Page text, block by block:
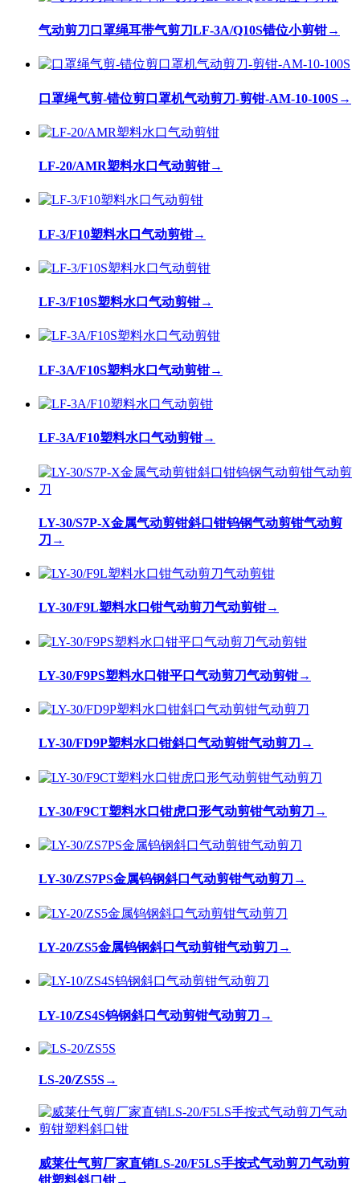
气动剪刀口罩绳耳带气剪刀LF-3A/Q10S错位小剪钳→
口罩绳气剪-错位剪口罩机气动剪刀-剪钳-AM-10-100S→
LF-20/AMR塑料水口气动剪钳→
LF-3/F10塑料水口气动剪钳→
LF-3/F10S塑料水口气动剪钳→
LF-3A/F10S塑料水口气动剪钳→
LF-3A/F10塑料水口气动剪钳→
LY-30/S7P-X金属气动剪钳斜口钳钨钢气动剪钳气动剪
刀 →
LY-30/F9L塑料水口钳气动剪刀气动剪钳→
LY-30/F9PS塑料水口钳平口气动剪刀气动剪钳→
LY-30/FD9P塑料水口钳斜口气动剪钳气动剪刀 →
LY-30/F9CT塑料水口钳虎口形气动剪钳气动剪刀 →
LY-30/ZS7PS金属钨钢斜口气动剪钳气动剪刀 →
LY-20/ZS5金属钨钢斜口气动剪钳气动剪刀 →
LY-10/ZS4S钨钢斜口气动剪钳气动剪刀 →
LS-20/ZS5S→
威莱仕气剪厂家直销LS-20/F5LS手按式气动剪刀气动剪
钳塑料斜口钳→